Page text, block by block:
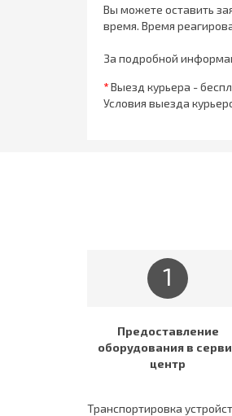
Вы можете оставить
время. Время
За подробной
*Выезд курьера -
Условия выезда
1
Предоставление
оборудования в
центр
Транспортировка